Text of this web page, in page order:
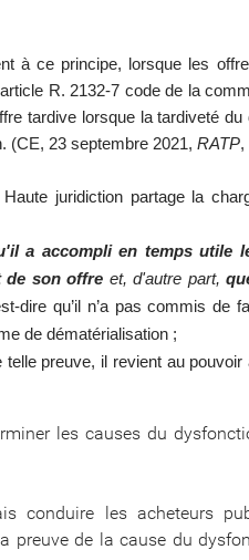
à ce principe, lorsque les
article R. 2132-7 code de la
tardive lorsque la tardiveté
(CE, 23 septembre 2021, RATP,
juridiction partage la
a accompli en temps utile
de son offre et, d'autre part,
dire qu’il n’a pas commis de
de dématérialisation ;
preuve, il revient au pouvoir
les causes du
conduire les acheteurs
preuve de la cause du